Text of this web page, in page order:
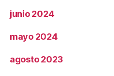
junio 2024
mayo 2024
agosto 2023